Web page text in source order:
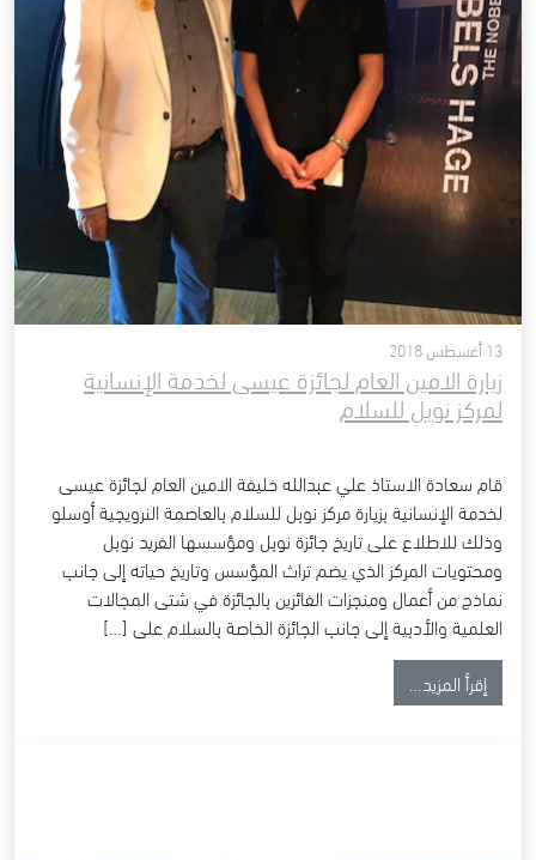
13 أغسطس 2018
زيارة الامين العام لجائزة عيسى لخدمة الإنسانية
لمركز نوبل للسلام
قام سعادة الاستاذ علي عبدالله خليفة الامين العام لجائزة عيسى
لخدمة الإنسانية بزيارة مركز نوبل للسلام بالعاصمة النرويجية أوسلو
وذلك للاطلاع على تاريخ جائزة نوبل ومؤسسها الفريد نوبل
ومحتويات المركز الذي يضم تراث المؤسس وتاريخ حياته إلى جانب
نماذج من أعمال ومنجزات الفائزين بالجائزة في شتى المجالات
العلمية والأدبية إلى جانب الجائزة الخاصة بالسلام على […]
إقرأ المزيد…from زيارة الامين العام لجائزة عيسى لخدمة الإنسانية لمركز نوبل للسلام